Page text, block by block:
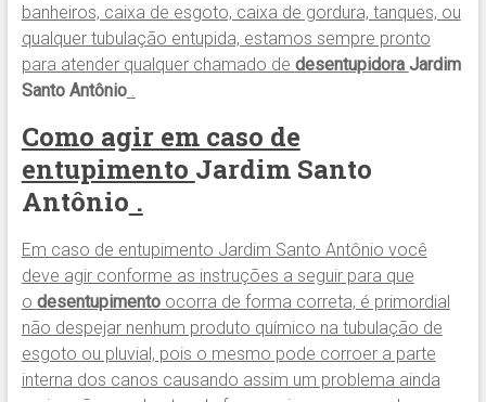
banheiros, caixa de esgoto, caixa de gordura, tanques, ou
qualquer tubulação entupida, estamos sempre pronto
para atender qualquer chamado de desentupidora Jardim
Santo Antônio .
Como agir em caso de
entupimento Jardim Santo
Antônio .
Em caso de entupimento Jardim Santo Antônio você
deve agir conforme as instruções a seguir para que
o desentupimentoocorra de forma correta, é primordial
não despejar nenhum produto químico na tubulação de
esgoto ou pluvial, pois o mesmo pode corroer a parte
interna dos canos causando assim um problema ainda